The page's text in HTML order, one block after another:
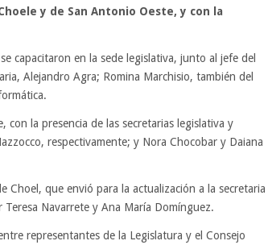
y de San Antonio Oeste, y con la
capacitaron en la sede legislativa, junto al jefe del
Alejandro Agra; Romina Marchisio, también del
la presencia de las secretarias legislativa y
respectivamente; y Nora Chocobar y Daiana
Choel, que envió para la actualización a la secretaria
Navarrete y Ana María Domínguez.
representantes de la Legislatura y el Consejo